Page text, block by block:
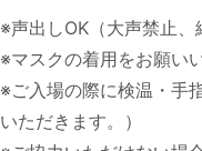
※声出しOK（大声禁止、
※マスクの着用をお願い
※ご入場の際に検温・手
いただきます。）